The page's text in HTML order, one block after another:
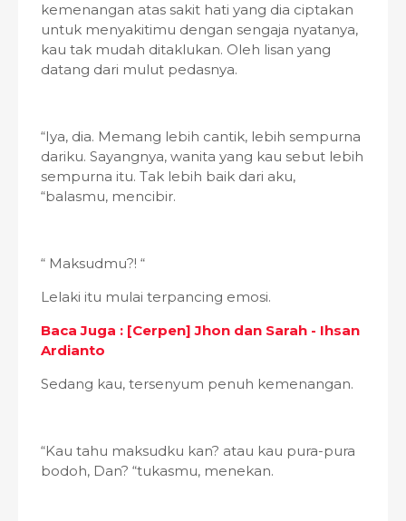
kemenangan atas sakit hati yang dia ciptakan
untuk menyakitimu dengan sengaja nyatanya,
kau tak mudah ditaklukan. Oleh lisan yang
datang dari mulut pedasnya.
“Iya, dia. Memang lebih cantik, lebih sempurna
dariku. Sayangnya, wanita yang kau sebut lebih
sempurna itu. Tak lebih baik dari aku,
“balasmu, mencibir.
“ Maksudmu?! “
Lelaki itu mulai terpancing emosi.
Baca Juga : [Cerpen] Jhon dan Sarah - Ihsan
Ardianto
Sedang kau, tersenyum penuh kemenangan.
“Kau tahu maksudku kan? atau kau pura-pura
bodoh, Dan? “tukasmu, menekan.